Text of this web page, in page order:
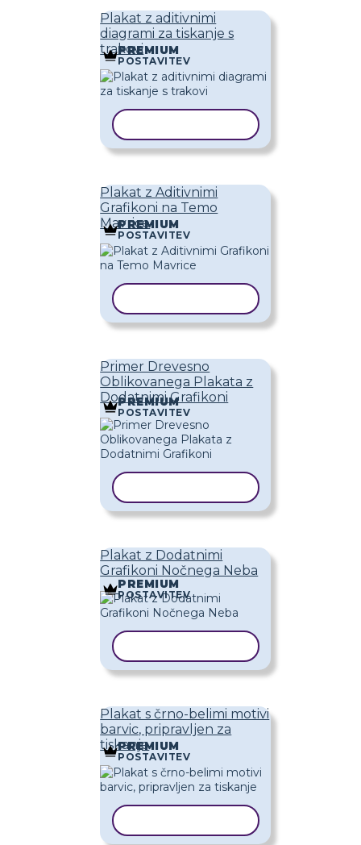
Plakat z aditivnimi
diagrami za tiskanje s
trakovi
PREMIUM
POSTAVITEV
Plakat z Aditivnimi
Grafikoni na Temo
Mavrice
PREMIUM
POSTAVITEV
Primer Drevesno
Oblikovanega Plakata z
Dodatnimi Grafikoni
PREMIUM
POSTAVITEV
Plakat z Dodatnimi
Grafikoni Nočnega Neba
PREMIUM
POSTAVITEV
Plakat s črno-belimi motivi
barvic, pripravljen za
tiskanje
PREMIUM
POSTAVITEV